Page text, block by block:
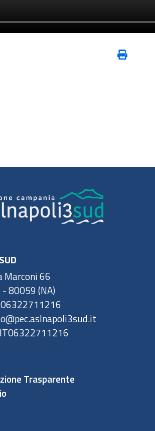
Marconi 66
- 80059 (NA)
IT06322711216
Trasparente